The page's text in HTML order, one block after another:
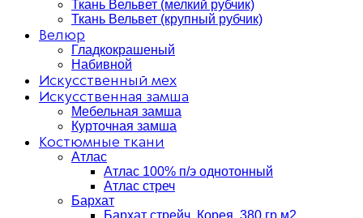
Ткань Вельвет (мелкий рубчик)
Ткань Вельвет (крупный рубчик)
Велюр
Гладкокрашеный
Набивной
Искусственный мех
Искусственная замша
Мебельная замша
Курточная замша
Костюмные ткани
Атлас
Атлас 100% п/э однотонный
Атлас стреч
Бархат
Бархат стрейч, Корея, 380 гр м2